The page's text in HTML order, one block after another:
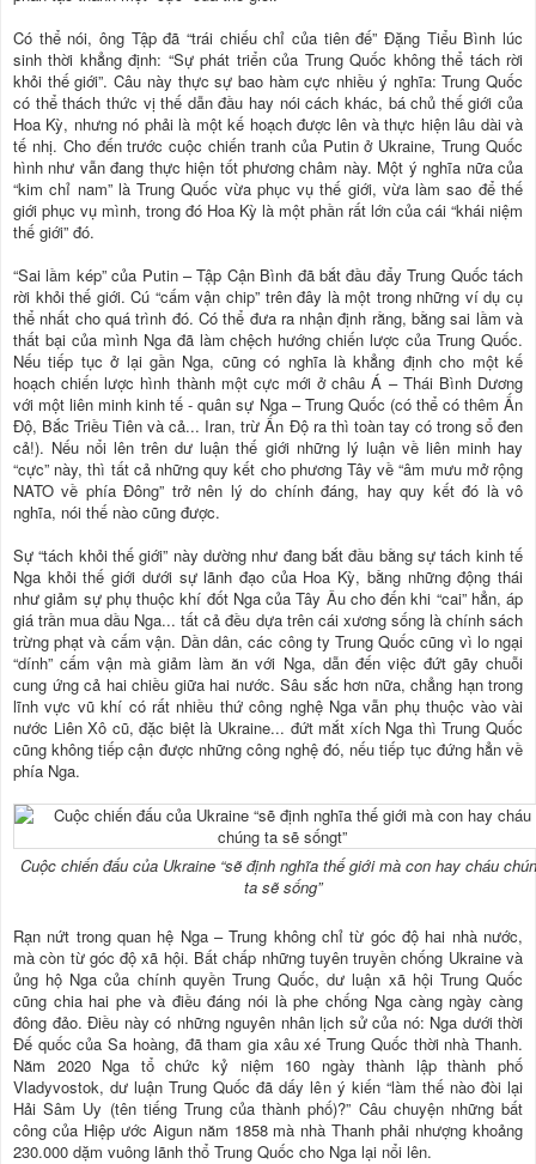
Có thể nói, ông Tập đã “trái chiếu chỉ của tiên đế” Đặng Tiểu Bình lúc
sinh thời khẳng định: “Sự phát triển của Trung Quốc không thể tách rời
khỏi thế giới”. Câu này thực sự bao hàm cực nhiều ý nghĩa: Trung Quốc
có thể thách thức vị thế dẫn đầu hay nói cách khác, bá chủ thế giới của
Hoa Kỳ, nhưng nó phải là một kế hoạch được lên và thực hiện lâu dài và
tế nhị. Cho đến trước cuộc chiến tranh của Putin ở Ukraine, Trung Quốc
hình như vẫn đang thực hiện tốt phương châm này. Một ý nghĩa nữa của
“kim chỉ nam” là Trung Quốc vừa phục vụ thế giới, vừa làm sao để thế
giới phục vụ mình, trong đó Hoa Kỳ là một phần rất lớn của cái “khái niệm
thế giới” đó.
“Sai lầm kép” của Putin – Tập Cận Bình đã bắt đầu đẩy Trung Quốc tách
rời khỏi thế giới. Cú “cấm vận chip” trên đây là một trong những ví dụ cụ
thể nhất cho quá trình đó. Có thể đưa ra nhận định rằng, bằng sai lầm và
thất bại của mình Nga đã làm chệch hướng chiến lược của Trung Quốc.
Nếu tiếp tục ở lại gần Nga, cũng có nghĩa là khẳng định cho một kế
hoạch chiến lược hình thành một cực mới ở châu Á – Thái Bình Dương
với một liên minh kinh tế - quân sự Nga – Trung Quốc (có thể có thêm Ấn
Độ, Bắc Triều Tiên và cả... Iran, trừ Ấn Độ ra thì toàn tay có trong sổ đen
cả!). Nếu nổi lên trên dư luận thế giới những lý luận về liên minh hay
“cực” này, thì tất cả những quy kết cho phương Tây về “âm mưu mở rộng
NATO về phía Đông” trở nên lý do chính đáng, hay quy kết đó là vô
nghĩa, nói thế nào cũng được.
Sự “tách khỏi thế giới” này dường như đang bắt đầu bằng sự tách kinh tế
Nga khỏi thế giới dưới sự lãnh đạo của Hoa Kỳ, bằng những động thái
như giảm sự phụ thuộc khí đốt Nga của Tây Âu cho đến khi “cai” hẳn, áp
giá trần mua dầu Nga... tất cả đều dựa trên cái xương sống là chính sách
trừng phạt và cấm vận. Dần dân, các công ty Trung Quốc cũng vì lo ngại
“dính” cấm vận mà giảm làm ăn với Nga, dẫn đến việc đứt gãy chuỗi
cung ứng cả hai chiều giữa hai nước. Sâu sắc hơn nữa, chẳng hạn trong
lĩnh vực vũ khí có rất nhiều thứ công nghệ Nga vẫn phụ thuộc vào vài
nước Liên Xô cũ, đặc biệt là Ukraine... đứt mắt xích Nga thì Trung Quốc
cũng không tiếp cận được những công nghệ đó, nếu tiếp tục đứng hẳn về
phía Nga.
Cuộc chiến đấu của Ukraine “sẽ định nghĩa thế giới mà con hay cháu
ta sẽ sống”
Rạn nứt trong quan hệ Nga – Trung không chỉ từ góc độ hai nhà nước,
mà còn từ góc độ xã hội. Bất chấp những tuyên truyền chống Ukraine và
ủng hộ Nga của chính quyền Trung Quốc, dư luận xã hội Trung Quốc
cũng chia hai phe và điều đáng nói là phe chống Nga càng ngày càng
đông đảo. Điều này có những nguyên nhân lịch sử của nó: Nga dưới thời
Đế quốc của Sa hoàng, đã tham gia xâu xé Trung Quốc thời nhà Thanh.
Năm 2020 Nga tổ chức kỷ niệm 160 ngày thành lập thành phố
Vladyvostok, dư luận Trung Quốc đã dấy lên ý kiến “làm thế nào đòi lại
Hải Sâm Uy (tên tiếng Trung của thành phố)?” Câu chuyện những bất
công của Hiệp ước Aigun năm 1858 mà nhà Thanh phải nhượng khoảng
230.000 dặm vuông lãnh thổ Trung Quốc cho Nga lại nổi lên.